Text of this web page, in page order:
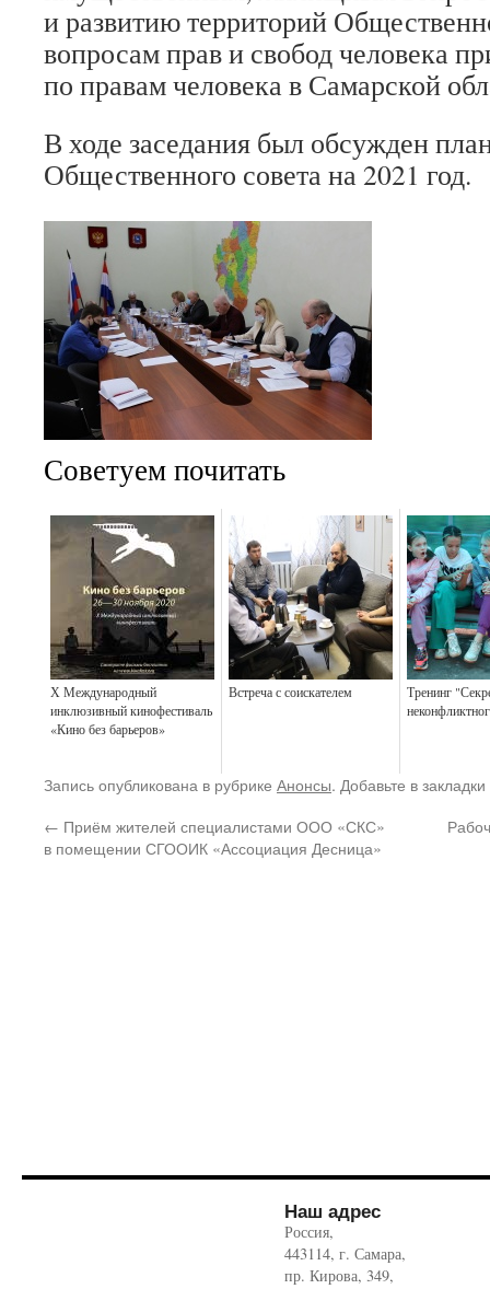
и развитию территорий
вопросам прав и свобод человека
по правам человека в Самарской
В ходе заседания был обсужден
Общественного совета на 2021 год.
Советуем почитать
Х Международный
инклюзивный кинофестиваль
«Кино без барьеров»
Встреча с соискателем
Тренинг
Запись опубликована в рубрике Анонсы. Добавьте в закладки
← Приём жителей специалистами ООО «СКС»
в помещении СГООИК «Ассоциация Десница»
Наш адрес
Россия,
443114, г. Самара,
пр. Кирова, 349,